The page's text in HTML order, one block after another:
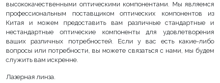
высококачественными оптическими компонентами. Мы являемся
профессиональным поставщиком оптических компонентов из
Китая и можем предоставить вам различные стандартные и
нестандартные оптические компоненты для удовлетворения
ваших различных потребностей. Если у вас есть какие-либо
вопросы или потребности, вы можете связаться с нами, мы будем
служить вам искренне.
Лазерная линза.